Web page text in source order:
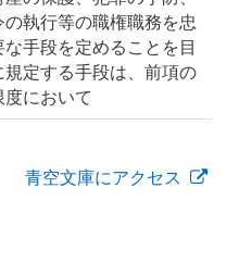
執行等の職権職務を忠
手段を定めることを目
定する手段は、前項の
度において
青空文庫にアクセス